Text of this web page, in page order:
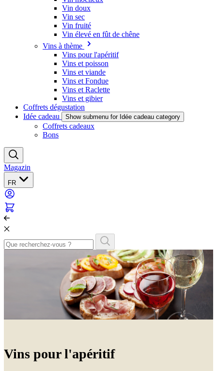
Vin doux
Vin sec
Vin fruité
Vin élevé en fût de chêne
Vins à thème
Vins pour l'apéritif
Vins et poisson
Vins et viande
Vins et Fondue
Vins et Raclette
Vins et gibier
Coffrets dégustation
Idée cadeau
Show submenu for Idée cadeau category
Coffrets cadeaux
Bons
Magazin
FR
Vins pour l'apéritif